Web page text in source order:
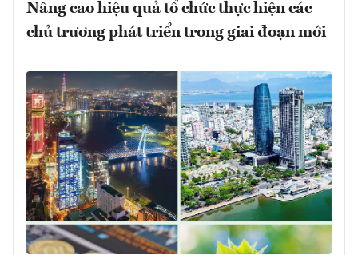
Nâng cao hiệu quả tổ chức thực hiện các
chủ trương phát triển trong giai đoạn mới